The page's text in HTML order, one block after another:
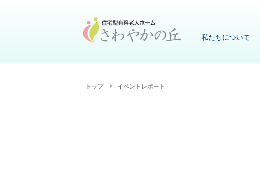
私たちについて
トップ イベントレポート